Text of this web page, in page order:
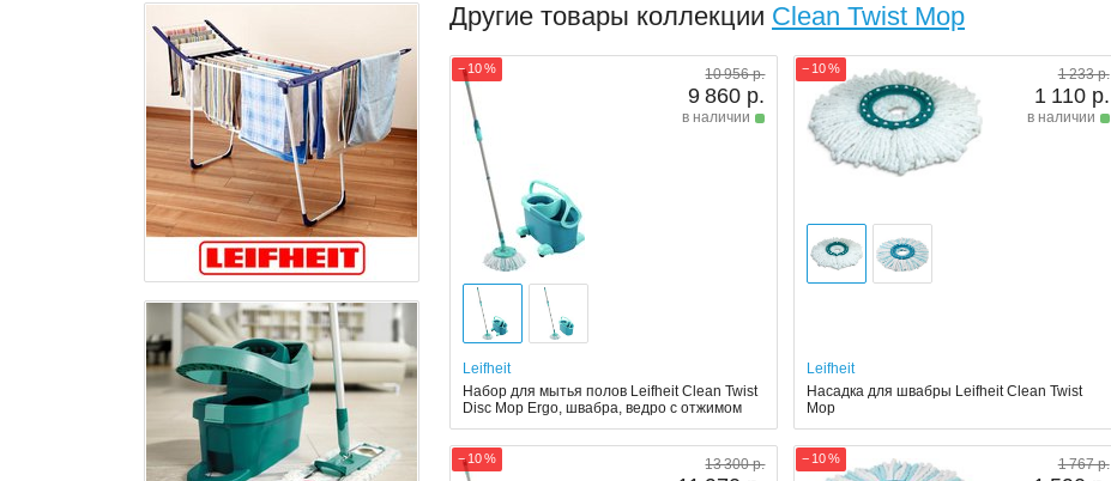
Другие товары коллекции Clean Twist Mop
− 10 % 10 956 р.
9 860 р.
в наличии
Leifheit
Набор для мытья полов Leifheit Clean Twist
Disc Mop Ergo, швабра, ведро с отжимом
− 10 % 1 233 р.
1 110 р.
в наличии
Leifheit
Насадка для швабры Leifheit Clean Twist
Mop
− 10 % 13 300 р. − 10 % 1 767 р.